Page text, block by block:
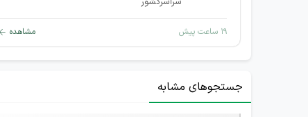
۱۹ ساعت پیش مشاهده
جستجوهای مشابه